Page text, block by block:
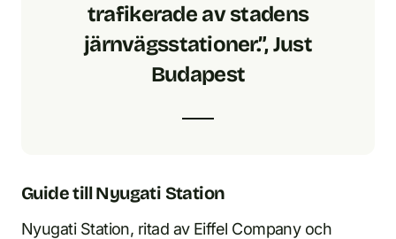
trafikerade av stadens
järnvägsstationer.”, Just
Budapest
Guide till Nyugati Station
Nyugati Station, ritad av Eiffel Company och